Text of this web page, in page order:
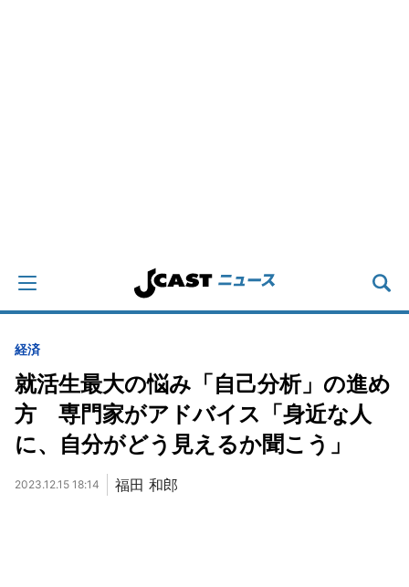
経済
就活生最大の悩み「自己分析」の進め
方 専門家がアドバイス「身近な人
に、自分がどう見えるか聞こう」
2023.12.15 18:14 福田 和郎